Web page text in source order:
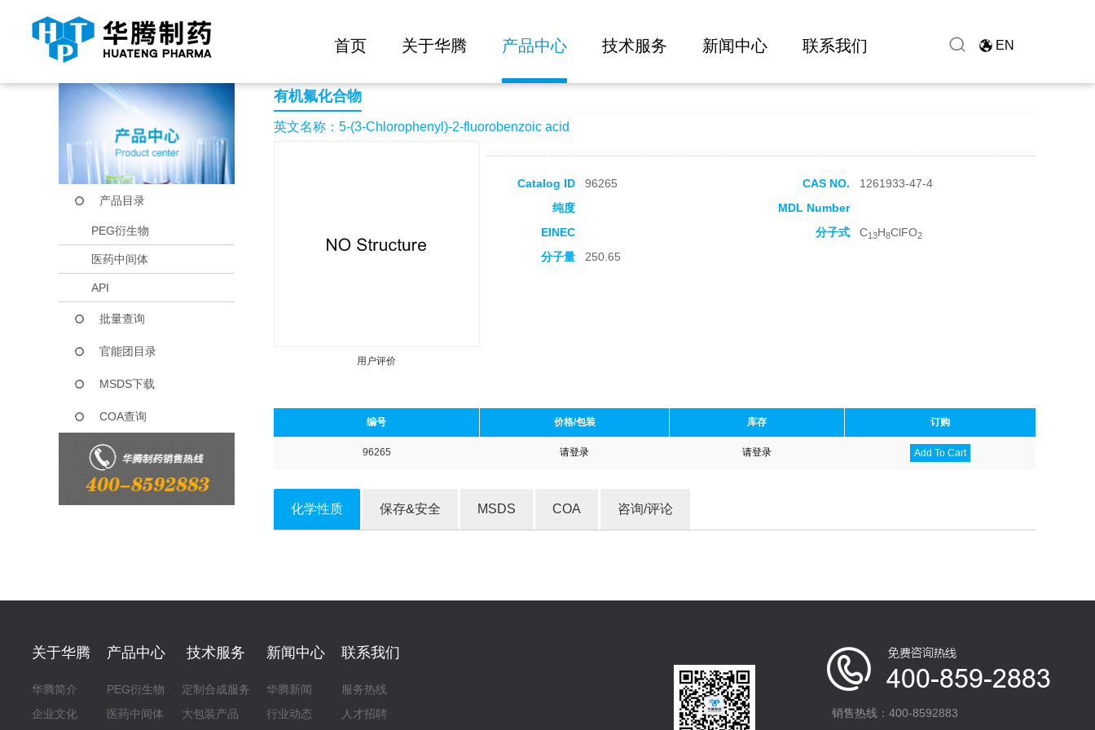
首页 关于华腾 产品中心 技术服务 新闻中心 联系我们 EN
当前位置： 首页 产品中心 5-(3-Chlorophenyl)-2-fluorobenzoic acid
产品目录
PEG衍生物
医药中间体
API
批量查询
官能团目录
MSDS下载
COA查询
有机氟化合物
英文名称：5-(3-Chlorophenyl)-2-fluorobenzoic acid
用户评价
Catalog ID 96265 CAS NO.
1261933-47-4
纯度
MDL Number
EINEC
分子式 C13H8ClFO2
分子量 250.65
编号 价格/包装 库存 订购
96265 请登录 请登录 Add To Cart
化学性质 保存&安全 MSDS COA 咨询/评论
关于华腾
华腾简介
企业文化
产品中心
PEG衍生物
医药中间体
技术服务
定制合成服务
大包装产品
新闻中心
华腾新闻
行业动态
联系我们
服务热线
人才招聘
销售热线：400-8592883